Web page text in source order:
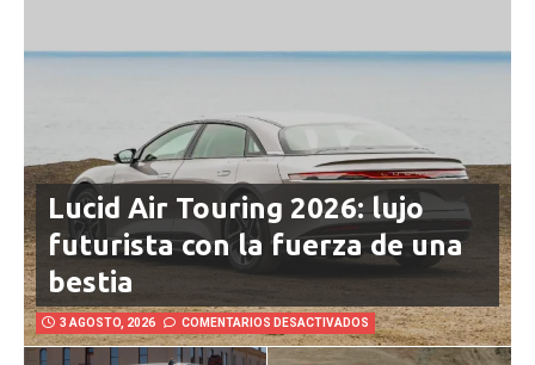
Lucid Air Touring 2026: lujo
futurista con la fuerza de una
bestia
3 AGOSTO, 2026 COMENTARIOS DESACTIVADOS